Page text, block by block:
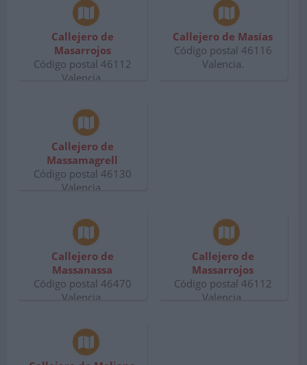
Callejero de
Masarrojos
Código postal 46112
Valencia.
Callejero de Masías
Código postal 46116
Valencia.
Callejero de
Massamagrell
Código postal 46130
Valencia.
Callejero de
Massanassa
Código postal 46470
Valencia.
Callejero de
Massarrojos
Código postal 46112
Valencia.